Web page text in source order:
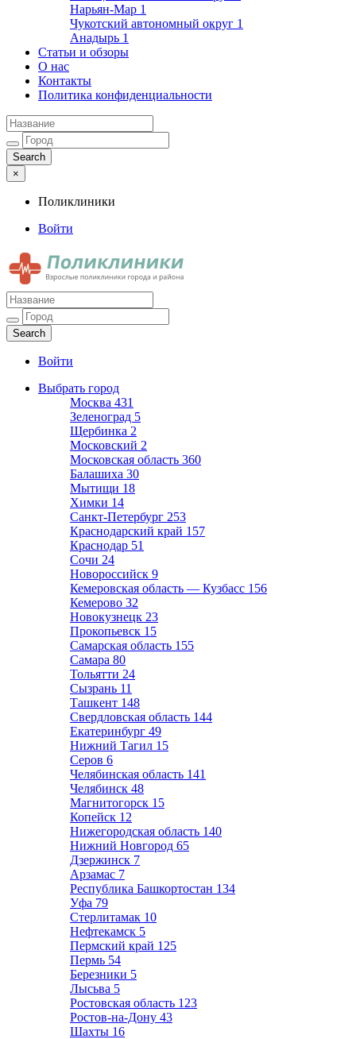
Нарьян-Мар 1
Чукотский автономный округ 1
Анадырь 1
Статьи и обзоры
О нас
Контакты
Политика конфиденциальности
×
Поликлиники
Войти
Поликлиники
Взрослые поликлиники города и района
Войти
Выбрать город
Москва 431
Зеленоград 5
Щербинка 2
Московский 2
Московская область 360
Балашиха 30
Мытищи 18
Химки 14
Санкт-Петербург 253
Краснодарский край 157
Краснодар 51
Сочи 24
Новороссийск 9
Кемеровская область — Кузбасс 156
Кемерово 32
Новокузнецк 23
Прокопьевск 15
Самарская область 155
Самара 80
Тольятти 24
Сызрань 11
Ташкент 148
Свердловская область 144
Екатеринбург 49
Нижний Тагил 15
Серов 6
Челябинская область 141
Челябинск 48
Магнитогорск 15
Копейск 12
Нижегородская область 140
Нижний Новгород 65
Дзержинск 7
Арзамас 7
Республика Башкортостан 134
Уфа 79
Стерлитамак 10
Нефтекамск 5
Пермский край 125
Пермь 54
Березники 5
Лысьва 5
Ростовская область 123
Ростов-на-Дону 43
Шахты 16